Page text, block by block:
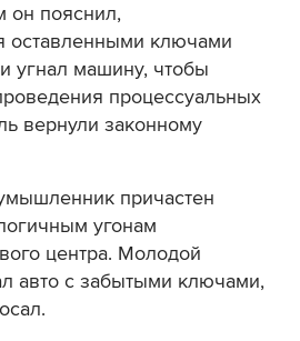
он пояснил,
оставленными ключами
угнал машину, чтобы
процессуальных
вернули законному
причастен
угонам
центра. Молодой
авто с забытыми ключами,